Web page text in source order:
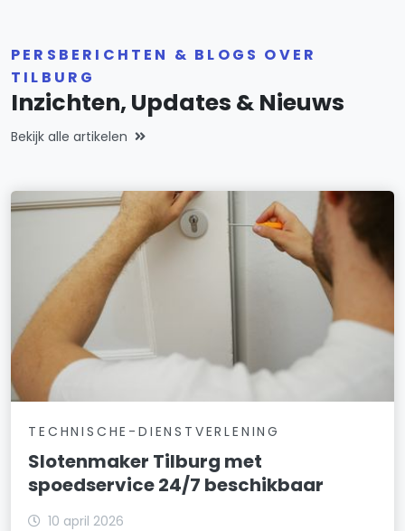
PERSBERICHTEN & BLOGS OVER
TILBURG
Inzichten, Updates & Nieuws
Bekijk alle artikelen
TECHNISCHE-DIENSTVERLENING
Slotenmaker Tilburg met
spoedservice 24/7 beschikbaar
10 april 2026